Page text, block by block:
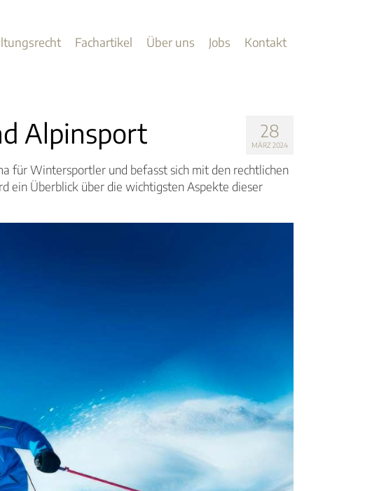
Fachartikel Über uns Jobs Kontakt
28
MÄRZ 2024
Alpinsport
für Wintersportler und befasst sich mit den rechtlichen
ein Überblick über die wichtigsten Aspekte dieser